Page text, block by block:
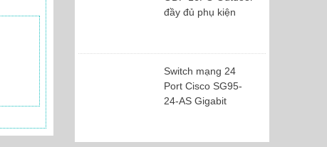
đầy đủ phụ kiện
Switch mạng 24
Port Cisco SG95-
24-AS Gigabit